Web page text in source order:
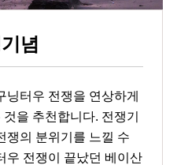
념
닝터우 전쟁을 연상하게
을 추천합니다. 전쟁기
쟁의 분위기를 느낄 수
우 전쟁이 끝났던 베이산